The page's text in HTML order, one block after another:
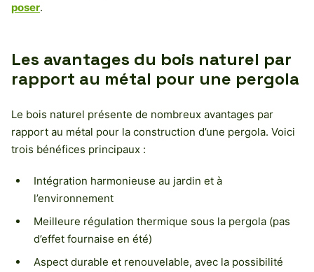
poser.
Les avantages du bois naturel par
rapport au métal pour une pergola
Le bois naturel présente de nombreux avantages par
rapport au métal pour la construction d’une pergola. Voici
trois bénéfices principaux :
Intégration harmonieuse au jardin et à
l’environnement
Meilleure régulation thermique sous la pergola (pas
d’effet fournaise en été)
Aspect durable et renouvelable, avec la possibilité